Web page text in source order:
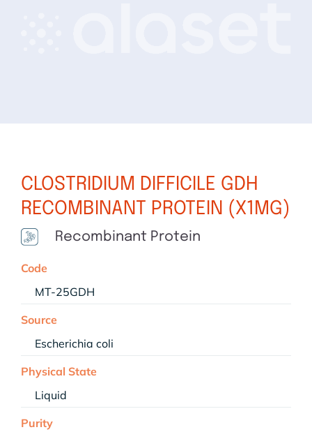
CLOSTRIDIUM DIFFICILE GDH
RECOMBINANT PROTEIN (X1MG)
Recombinant Protein
Code
MT-25GDH
Source
Escherichia coli
Physical State
Liquid
Purity